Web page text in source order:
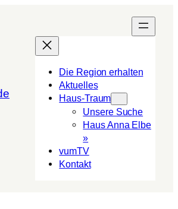
Die Region erhalten
Aktuelles
Haus-Traum
Unsere Suche
Haus Anna Elbe
»
vumTV
Kon­takt